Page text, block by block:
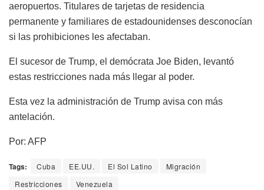
aeropuertos. Titulares de tarjetas de residencia
permanente y familiares de estadounidenses desconocían
si las prohibiciones les afectaban.
El sucesor de Trump, el demócrata Joe Biden, levantó
estas restricciones nada más llegar al poder.
Esta vez la administración de Trump avisa con más
antelación.
Por: AFP
Tags: Cuba EE.UU. El Sol Latino
Migración
Restricciones
Venezuela